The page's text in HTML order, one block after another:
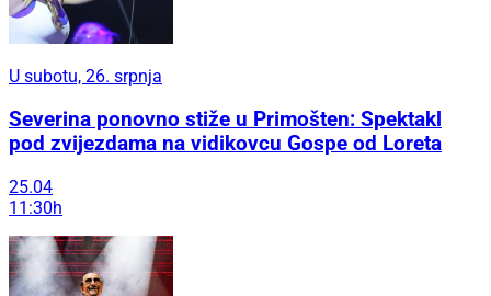
U subotu, 26. srpnja
Severina ponovno stiže u Primošten: Spektakl
pod zvijezdama na vidikovcu Gospe od Loreta
25.04
11:30h